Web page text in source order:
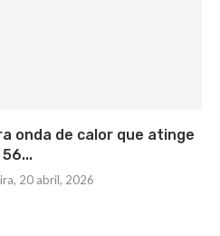
onda de calor que atinge
56...
20 abril, 2026